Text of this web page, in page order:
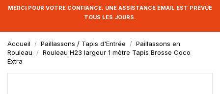
MERCI POUR VOTRE CONFIANCE. UNE ASSISTANCE EMAIL EST PRÉVUE
TOUS LES JOURS.
Accueil Paillassons / Tapis d'Entrée
Paillassons en
Rouleau
Rouleau H23 largeur 1 mètre Tapis Brosse Coco
Extra